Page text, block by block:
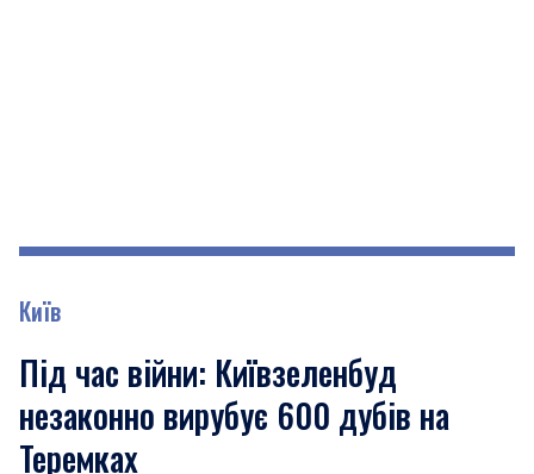
Київ
Під час війни: Київзеленбуд
незаконно вирубує 600 дубів на
Теремках